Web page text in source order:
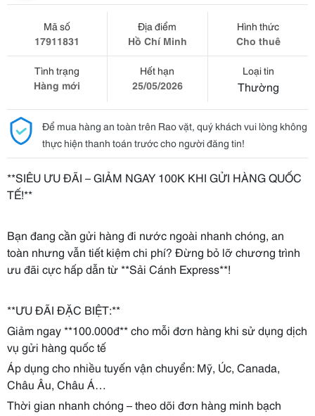
Mã số
17911831
Địa điểm
Hồ Chí Minh
Hình thức
Cho thuê
Tình trạng
Hàng mới
Hết hạn
25/05/2026
Loại tin
Thường
Để mua hàng an toàn trên Rao vặt, quý khách vui lòng không
thực hiện thanh toán trước cho người đăng tin!
**SIÊU ƯU ĐÃI – GIẢM NGAY 100K KHI GỬI HÀNG QUỐC
TẾ!**
Bạn đang cần gửi hàng đi nước ngoài nhanh chóng, an
toàn nhưng vẫn tiết kiệm chi phí? Đừng bỏ lỡ chương trình
ưu đãi cực hấp dẫn từ **Sải Cánh Express**!
**ƯU ĐÃI ĐẶC BIỆT:**
Giảm ngay **100.000đ** cho mỗi đơn hàng khi sử dụng dịch
vụ gửi hàng quốc tế
Áp dụng cho nhiều tuyến vận chuyển: Mỹ, Úc, Canada,
Châu Âu, Châu Á…
Thời gian nhanh chóng – theo dõi đơn hàng minh bạch